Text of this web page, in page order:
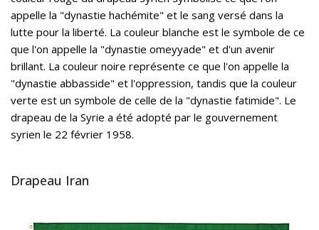
appelle la "dynastie hachémite" et le sang versé dans la
lutte pour la liberté. La couleur blanche est le symbole de ce
que l'on appelle la "dynastie omeyyade" et d'un avenir
brillant. La couleur noire représente ce que l'on appelle la
"dynastie abbasside" et l'oppression, tandis que la couleur
verte est un symbole de celle de la "dynastie fatimide". Le
drapeau de la Syrie a été adopté par le gouvernement
syrien le 22 février 1958.
Drapeau Iran